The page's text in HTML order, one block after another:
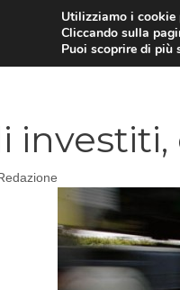
investiti,
Utilizziamo i
Cliccando sulla
Puoi scoprire di